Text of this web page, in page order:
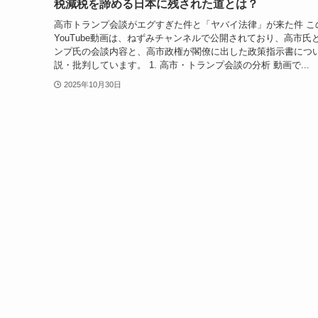
税減税を諦める日本に残された道とは？
高市トランプ会談がエグすぎた件と「ヤバイ法律」が来た件 こ
YouTube動画は、ねずみチャンネルで公開されており、高市氏
ンプ氏の会談内容と、高市政権が閣僚に出した政策指示書につ
説・批判しています。 1. 高市・トランプ会談の分析 動画で...
2025年10月30日